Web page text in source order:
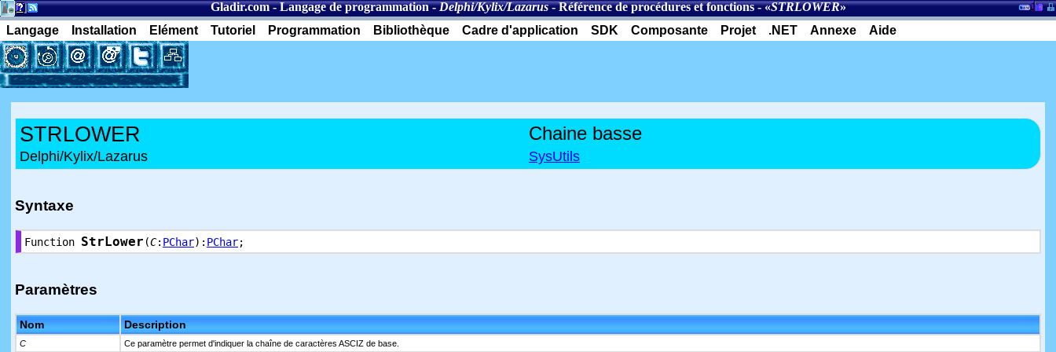
Gladir.com-Langage de programmation-Delphi/Kylix/Lazarus-Référence de procédures et fonctions- «STRLOWER»
Langage
Installation Elément Tutoriel Programmation Bibliothèque Cadre d'application SDK Composante Projet .NET Annexe Aide
STRLOWER Chaine basse
Delphi/Kylix/Lazarus SysUtils
Syntaxe
Function StrLower (C: PChar): PChar;
Paramètres
Nom Description
C Ce paramètre permet d'indiquer la chaîne de caractères ASCIZ de base.